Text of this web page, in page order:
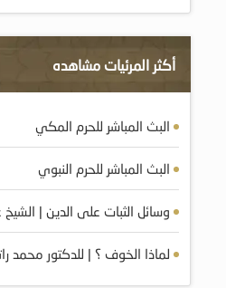
أكثر المرئيات مشاهده
البث المباشر للحرم المكي
البث المباشر للحرم النبوي
وسائل الثبات على الدين | الشيخ
لماذا الخوف ؟ | للدكتور محمد